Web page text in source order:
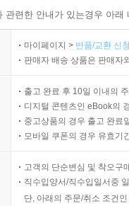
련한 안내가 있는경우 아
마이페이지 > 반품/교환 신
판매자 배송 상품은 판매자
출고 완료 후 10일 이내의
디지털 콘텐츠인 eBook의
중고상품의 경우 출고 완료
모바일 쿠폰의 경우 유효기
고객의 단순변심 및 착오구
직수입양서/직수입일서중
단, 아래의 주문/취소 조건